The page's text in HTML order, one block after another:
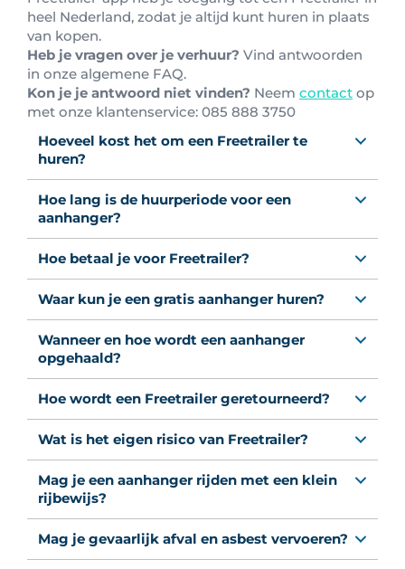
heel Nederland, zodat je altijd kunt huren in plaats
van kopen.
Heb je vragen over je verhuur? Vind antwoorden
in onze algemene FAQ.
Kon je je antwoord niet vinden? Neem contact op
met onze klantenservice: 085 888 3750
Hoeveel kost het om een Freetrailer te
huren?
Hoe lang is de huurperiode voor een
aanhanger?
Hoe betaal je voor Freetrailer?
Waar kun je een gratis aanhanger huren?
Wanneer en hoe wordt een aanhanger
opgehaald?
Hoe wordt een Freetrailer geretourneerd?
Wat is het eigen risico van Freetrailer?
Mag je een aanhanger rijden met een klein
rijbewijs?
Mag je gevaarlijk afval en asbest vervoeren?